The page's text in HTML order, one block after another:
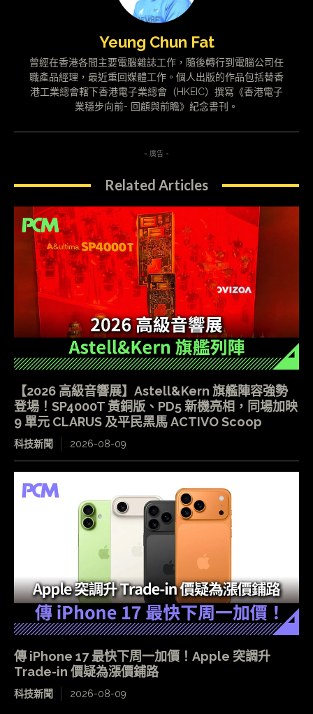
Yeung Chun Fat
曾經在香港各間主要電腦雜誌工作，隨後轉行到電腦公司任
職產品經理，最近重回媒體工作。個人出版的作品包括替香
港工業總會轄下香港電子業總會（HKEIC）撰寫《香港電子
業穩步向前- 回顧與前瞻》紀念書刊。
- 廣告 -
Related Articles
【2026 高級音響展】Astell&Kern 旗艦陣容強勢
登場！SP4000T 黃銅版、PD5 新機亮相，同場加映
9 單元 CLARUS 及平民黑馬 ACTIVO Scoop
科技新聞 2026-08-09
傳 iPhone 17 最快下周一加價！Apple 突調升
Trade-in 價疑為漲價鋪路
科技新聞 2026-08-09